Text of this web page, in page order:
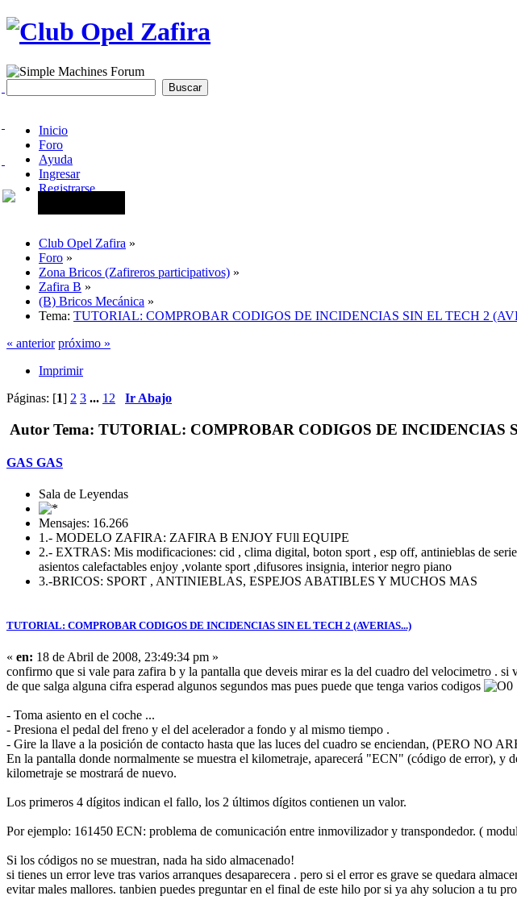
Inicio
Foro
Ayuda
Ingresar
Registrarse
Club Opel Zafira »
Foro »
Zona Bricos (Zafireros participativos) »
Zafira B »
(B) Bricos Mecánica »
Tema: TUTORIAL: COMPROBAR CODIGOS DE INCIDENCIAS SIN EL TECH 2
« anterior próximo »
Imprimir
Páginas: [1] 2 3 ... 12 Ir Abajo
Autor Tema: TUTORIAL: COMPROBAR CODIGOS DE INCIDENCIAS
GAS GAS
Sala de Leyendas
Mensajes: 16.266
1.- MODELO ZAFIRA: ZAFIRA B ENJOY FUll EQUIPE
2.- EXTRAS: Mis modificaciones: cid , clima digital, boton sport , esp off, antinieblas de
asientos calefactables enjoy ,volante sport ,difusores insignia, interior negro piano
3.-BRICOS: SPORT , ANTINIEBLAS, ESPEJOS ABATIBLES Y MUCHOS MAS
TUTORIAL: COMPROBAR CODIGOS DE INCIDENCIAS SIN EL TECH 2 (AVERIAS...)
« en: 18 de Abril de 2008, 23:49:34 pm »
confirmo que si vale para zafira b y la pantalla que deveis mirar es la del cuadro del velocimetro .
de que salga alguna cifra esperad algunos segundos mas pues puede que tenga varios codigos
- Toma asiento en el coche ...
- Presiona el pedal del freno y el del acelerador a fondo y al mismo tiempo .
- Gire la llave a la posición de contacto hasta que las luces del cuadro se enciendan, (PERO NO
En la pantalla donde normalmente se muestra el kilometraje, aparecerá "ECN" (código de error), y
kilometraje se mostrará de nuevo.
Los primeros 4 dígitos indican el fallo, los 2 últimos dígitos contienen un valor.
Por ejemplo: 161450 ECN: problema de comunicación entre inmovilizador y transpondedor. (
Si los códigos no se muestran, nada ha sido almacenado!
si tienes un error leve tras varios arranques desaparecera . pero si el error es grave se quedara
evitar males mallores. tanbien puedes preguntar en el final de este hilo por si ya ahy solucion a tu